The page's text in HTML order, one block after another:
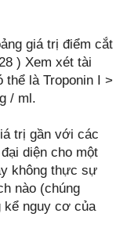
giá trị điểm cắt
) Xem xét tài
thể là Troponin I >
/ ml.
trị gần với các
diện cho một
không thực sự
nào (chúng
kể nguy cơ của